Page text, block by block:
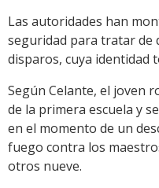
Las autoridades han
seguridad para tratar de
disparos, cuya identidad
Según Celante, el joven
de la primera escuela y
en el momento de un
fuego contra los
otros nueve.